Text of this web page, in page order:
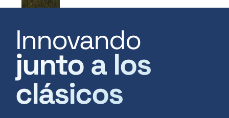
Innovando
junto a los
clásicos